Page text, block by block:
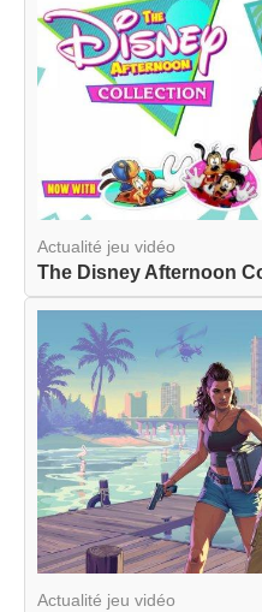
Actualité jeu vidéo
Actualité jeu vidéo